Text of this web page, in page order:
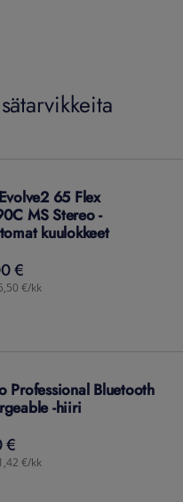
65 Flex
MS Stereo -
kuulokkeet
€€
€/kk
Professional Bluetooth
-hiiri
€
€/kk